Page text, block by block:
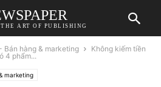
ART OF PUBLISHING
Bán hàng & marketing
Không kiếm tiền
4 phẩm...
marketing